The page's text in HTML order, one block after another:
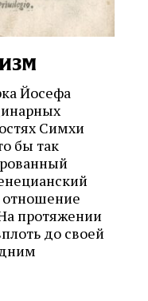
Йосефа
Симхи
бы так
отношение
протяжении
до своей